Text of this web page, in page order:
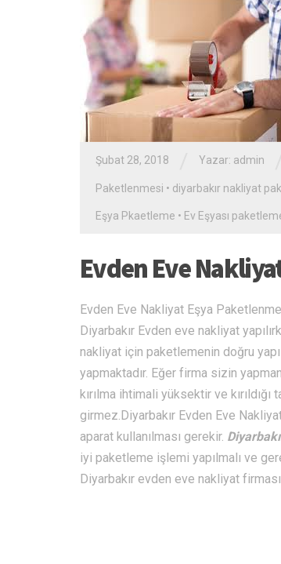
Şubat 28, 2018 Yazar: admin
Paketlenmesi • diyarbakır nakliyat
Eşya Pkaetleme • Ev Eşyası
Evden Eve
Evden Eve Nakliyat Eşya
Diyarbakır Evden eve nakliyat
nakliyat için paketlemenin doğru
yapmaktadır. Eğer firma sizin
kırılma ihtimali yüksektir ve
girmez.Diyarbakır Evden Eve
aparat kullanılması gerekir.
iyi paketleme işlemi yapılmalı ve
Diyarbakır evden eve nakliyat